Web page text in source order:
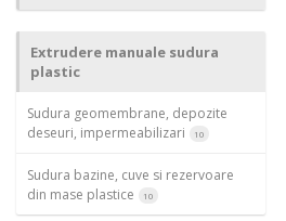
Extrudere manuale sudura
plastic
Sudura geomembrane, depozite
deseuri, impermeabilizari
10
Sudura bazine, cuve si rezervoare
din mase plastice
10